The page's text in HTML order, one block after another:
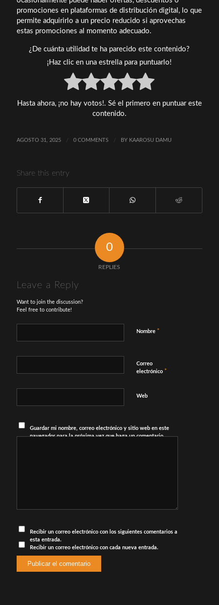
promociones en plataformas de distribución digital, lo que
permite adquirirlo a un precio reducido si aprovechas
estas promociones al momento adecuado.
¿De cuánta utilidad te ha parecido este contenido?
¡Haz clic en una estrella para puntuarlo!
Hasta ahora, ¡no hay votos!. Sé el primero en puntuar este
contenido.
AGOSTO 31, 2025 / 0 COMMENTS / BY KAAROSU DAMU
Share this entry
0
REPLIES
Leave a Reply
Want to join the discussion?
Feel free to contribute!
Nombre *
Correo
electrónico *
Web
Guardar mi nombre, correo electrónico y sitio web en este
navegador para la próxima vez que haga un comentario.
Recibir un correo electrónico con los siguientes comentarios a
esta entrada.
Recibir un correo electrónico con cada nueva entrada.